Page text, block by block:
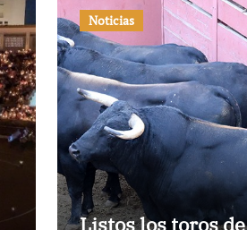
Noticias
Listos los toros de